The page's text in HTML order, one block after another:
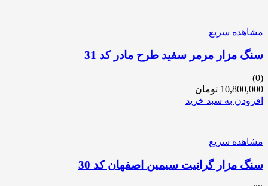
مشاهده سریع
سنگ مزار مرمر سفید طرح مادر کد 31
(0)
10,800,000 تومان
افزودن به سبد خرید
مشاهده سریع
سنگ مزار گرانیت سیمین اصفهان کد 30